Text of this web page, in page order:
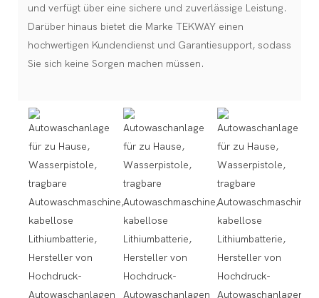
und verfügt über eine sichere und zuverlässige Leistung.
Darüber hinaus bietet die Marke TEKWAY einen
hochwertigen Kundendienst und Garantiesupport, sodass
Sie sich keine Sorgen machen müssen.